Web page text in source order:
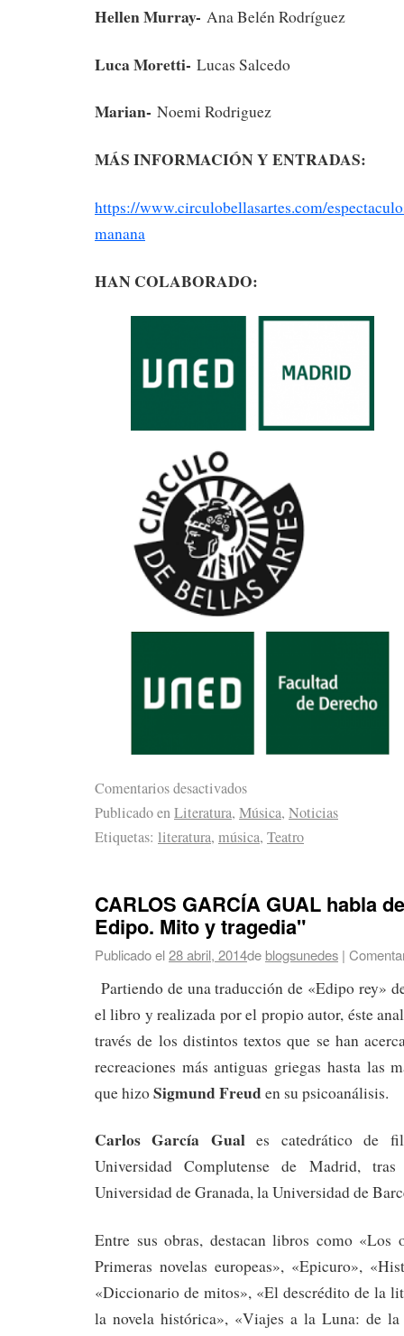
Hellen Murray- Ana Belén Rodríguez
Luca Moretti- Lucas Salcedo
Marian- Noemi Rodriguez
MÁS INFORMACIÓN Y ENTRADAS:
https://www.circulobellasartes.com/
manana
HAN COLABORADO:
Comentarios desactivados
Publicado enLiteratura, Música, Noticias
Etiquetas: literatura, música, Teatro
CARLOS GARCÍA GUAL habla
Edipo. Mito y tragedia"
Publicado el28 abril, 2014deblogsunedes |
Partiendo de una traducción de «Edipo rey»
el libro y realizada por el propio autor, éste
través de los distintos textos que se han
recreaciones más antiguas griegas hasta las
que hizoSigmund Freuden su psicoanálisis.
Carlos García Guales catedrático de
Universidad Complutense de Madrid,
Universidad de Granada, la Universidad de
Entre sus obras, destacan libros como «Los
Primeras novelas europeas», «Epicuro»,
«Diccionario de mitos», «El descrédito de la
la novela histórica», «Viajes a la Luna: de